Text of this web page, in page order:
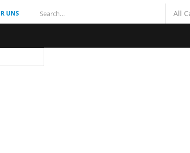
UNS